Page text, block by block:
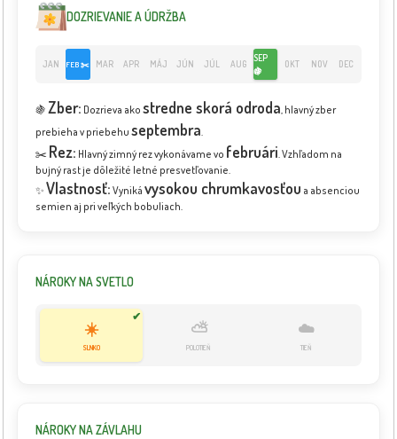
DOZRIEVANIE A ÚDRŽBA
JAN FEB ✂️ MAR APR MÁJ JÚN JÚL AUG
SEP
🍇
OKT NOV DEC
🍇 Zber: Dozrieva ako stredne skorá odroda, hlavný zber
prebieha v priebehu septembra.
✂️ Rez: Hlavný zimný rez vykonávame vo februári. Vzhľadom na
bujný rast je dôležité letné presvetľovanie.
✨ Vlastnosť: Vyniká vysokou chrumkavosťou a absenciou
semien aj pri veľkých bobuliach.
NÁROKY NA SVETLO
✔
☀️
SLNKO
⛅
POLOTIEŇ
☁️
TIEŇ
NÁROKY NA ZÁVLAHU